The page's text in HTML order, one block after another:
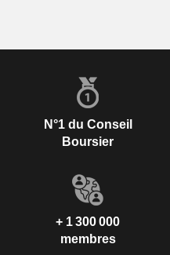
N°1 du Conseil
Boursier
+ 1 300 000
membres